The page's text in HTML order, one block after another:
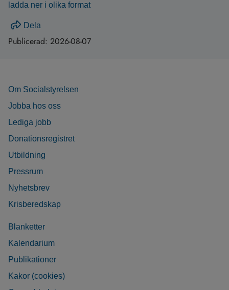
ladda ner i olika format
Dela
Publicerad: 2026-08-07
Om Socialstyrelsen
Jobba hos oss
Lediga jobb
Donationsregistret
Utbildning
Pressrum
Nyhetsbrev
Krisberedskap
Blanketter
Kalendarium
Publikationer
Kakor (cookies)